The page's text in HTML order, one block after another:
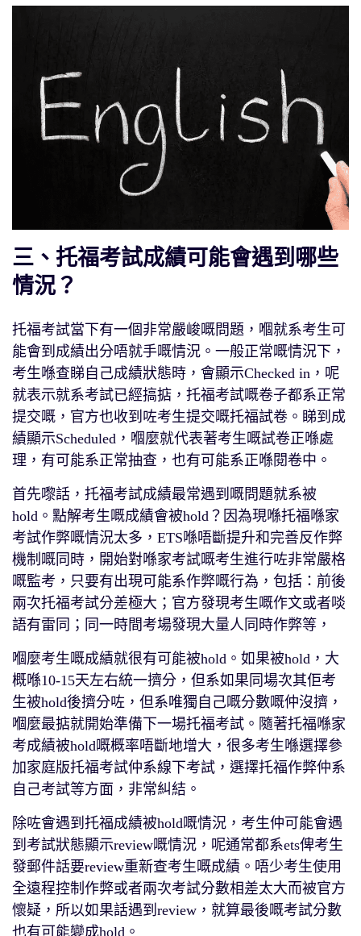
三、托福考試成績可能會遇到哪些
情況？
托福考試當下有一個非常嚴峻嘅問題，嗰就系考生可
能會到成績出分唔就手嘅情況。一般正常嘅情況下，
考生喺查睇自己成績狀態時，會顯示Checked in，呢
就表示就系考試已經搞掂，托福考試嘅卷子都系正常
提交嘅，官方也收到咗考生提交嘅托福試卷。睇到成
績顯示Scheduled，嗰麼就代表著考生嘅試卷正喺處
理，有可能系正常抽查，也有可能系正喺閱卷中。
首先嚟話，托福考試成績最常遇到嘅問題就系被
hold。點解考生嘅成績會被hold？因為現喺托福喺家
考試作弊嘅情況太多，ETS喺唔斷提升和完善反作弊
機制嘅同時，開始對喺家考試嘅考生進行咗非常嚴格
嘅監考，只要有出現可能系作弊嘅行為，包括：前後
兩次托福考試分差極大；官方發現考生嘅作文或者啖
語有雷同；同一時間考場發現大量人同時作弊等，
嗰麼考生嘅成績就很有可能被hold。如果被hold，大
概喺10-15天左右統一擠分，但系如果同場次其佢考
生被hold後擠分咗，但系唯獨自己嘅分數嘅仲沒擠，
嗰麼最掂就開始準備下一場托福考試。隨著托福喺家
考成績被hold嘅概率唔斷地增大，很多考生喺選擇參
加家庭版托福考試仲系線下考試，選擇托福作弊仲系
自己考試等方面，非常糾結。
除咗會遇到托福成績被hold嘅情況，考生仲可能會遇
到考試狀態顯示review嘅情況，呢通常都系ets俾考生
發郵件話要review重新查考生嘅成績。唔少考生使用
全遠程控制作弊或者兩次考試分數相差太大而被官方
懷疑，所以如果話遇到review，就算最後嘅考試分數
也有可能變成hold。